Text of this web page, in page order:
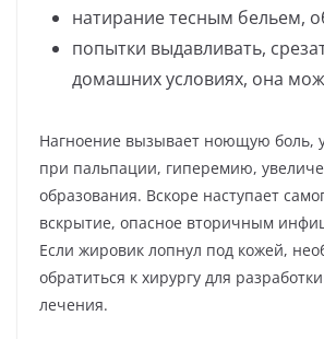
натирание тесным бельем,
попытки выдавливать,
домашних условиях, она
Нагноение вызывает ноющую боль,
при пальпации, гиперемию,
образования. Вскоре наступает
вскрытие, опасное вторичным
Если жировик лопнул под кожей,
обратиться к хирургу для
лечения.